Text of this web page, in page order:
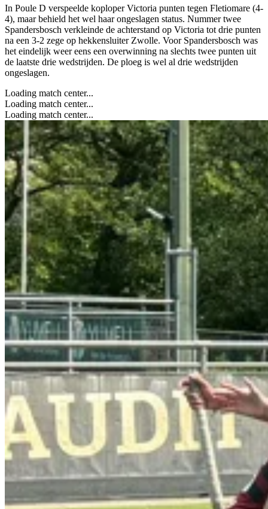
In Poule D verspeelde koploper Victoria punten tegen Fletiomare (4-
4), maar behield het wel haar ongeslagen status. Nummer twee
Spandersbosch verkleinde de achterstand op Victoria tot drie punten
na een 3-2 zege op hekkensluiter Zwolle. Voor Spandersbosch was
het eindelijk weer eens een overwinning na slechts twee punten uit
de laatste drie wedstrijden. De ploeg is wel al drie wedstrijden
ongeslagen.
Loading match center...
Loading match center...
Loading match center...